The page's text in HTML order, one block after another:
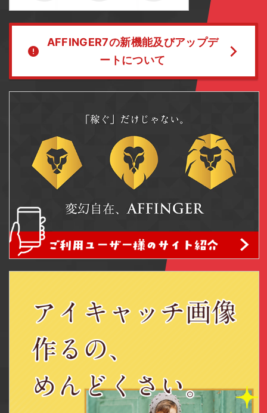
AFFINGER7の新機能及びアップデ
ートについて